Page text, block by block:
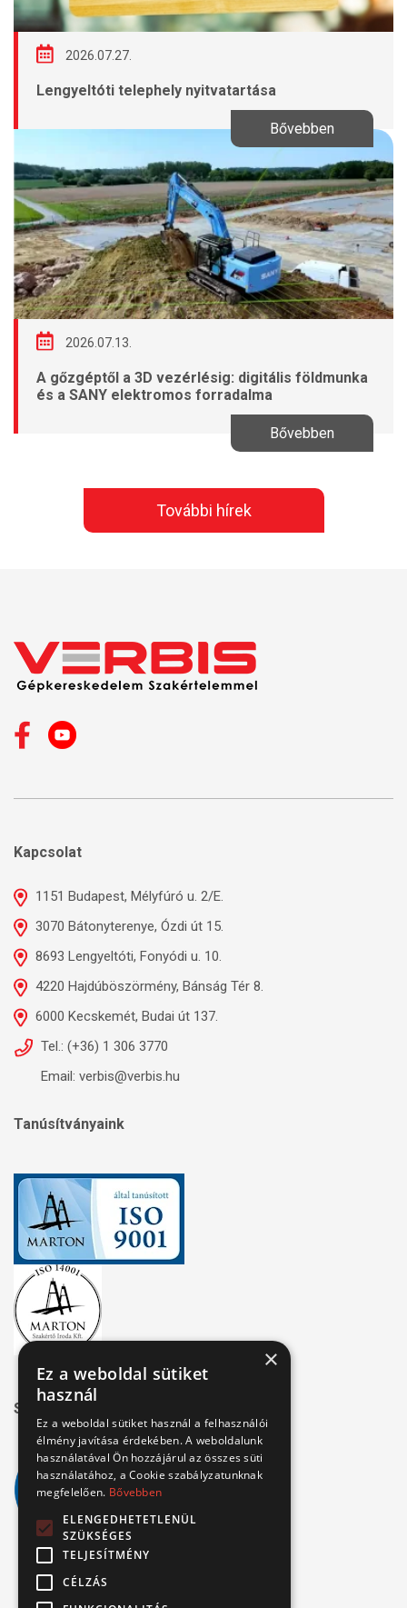
2026.07.27.
Lengyeltóti telephely nyitvatartása
Bővebben
2026.07.13.
A gőzgéptől a 3D vezérlésig: digitális földmunka
és a SANY elektromos forradalma
Bővebben
További hírek
Kapcsolat
1151 Budapest, Mélyfúró u. 2/E.
3070 Bátonyterenye, Ózdi út 15.
8693 Lengyeltóti, Fonyódi u. 10.
4220 Hajdúböszörmény, Bánság Tér 8.
6000 Kecskemét, Budai út 137.
Tel.: (+36) 1 306 3770
Email: verbis@verbis.hu
Tanúsítványaink
Széchenyi 2020
×
Ez a weboldal sütiket
használ
Ez a weboldal sütiket használ a felhasználói
élmény javítása érdekében. A weboldalunk
használatával Ön hozzájárul az összes süti
használatához, a Cookie szabályzatunknak
megfelelően. Bővebben
ELENGEDHETETLENÜL
SZÜKSÉGES
TELJESÍTMÉNY
CÉLZÁS